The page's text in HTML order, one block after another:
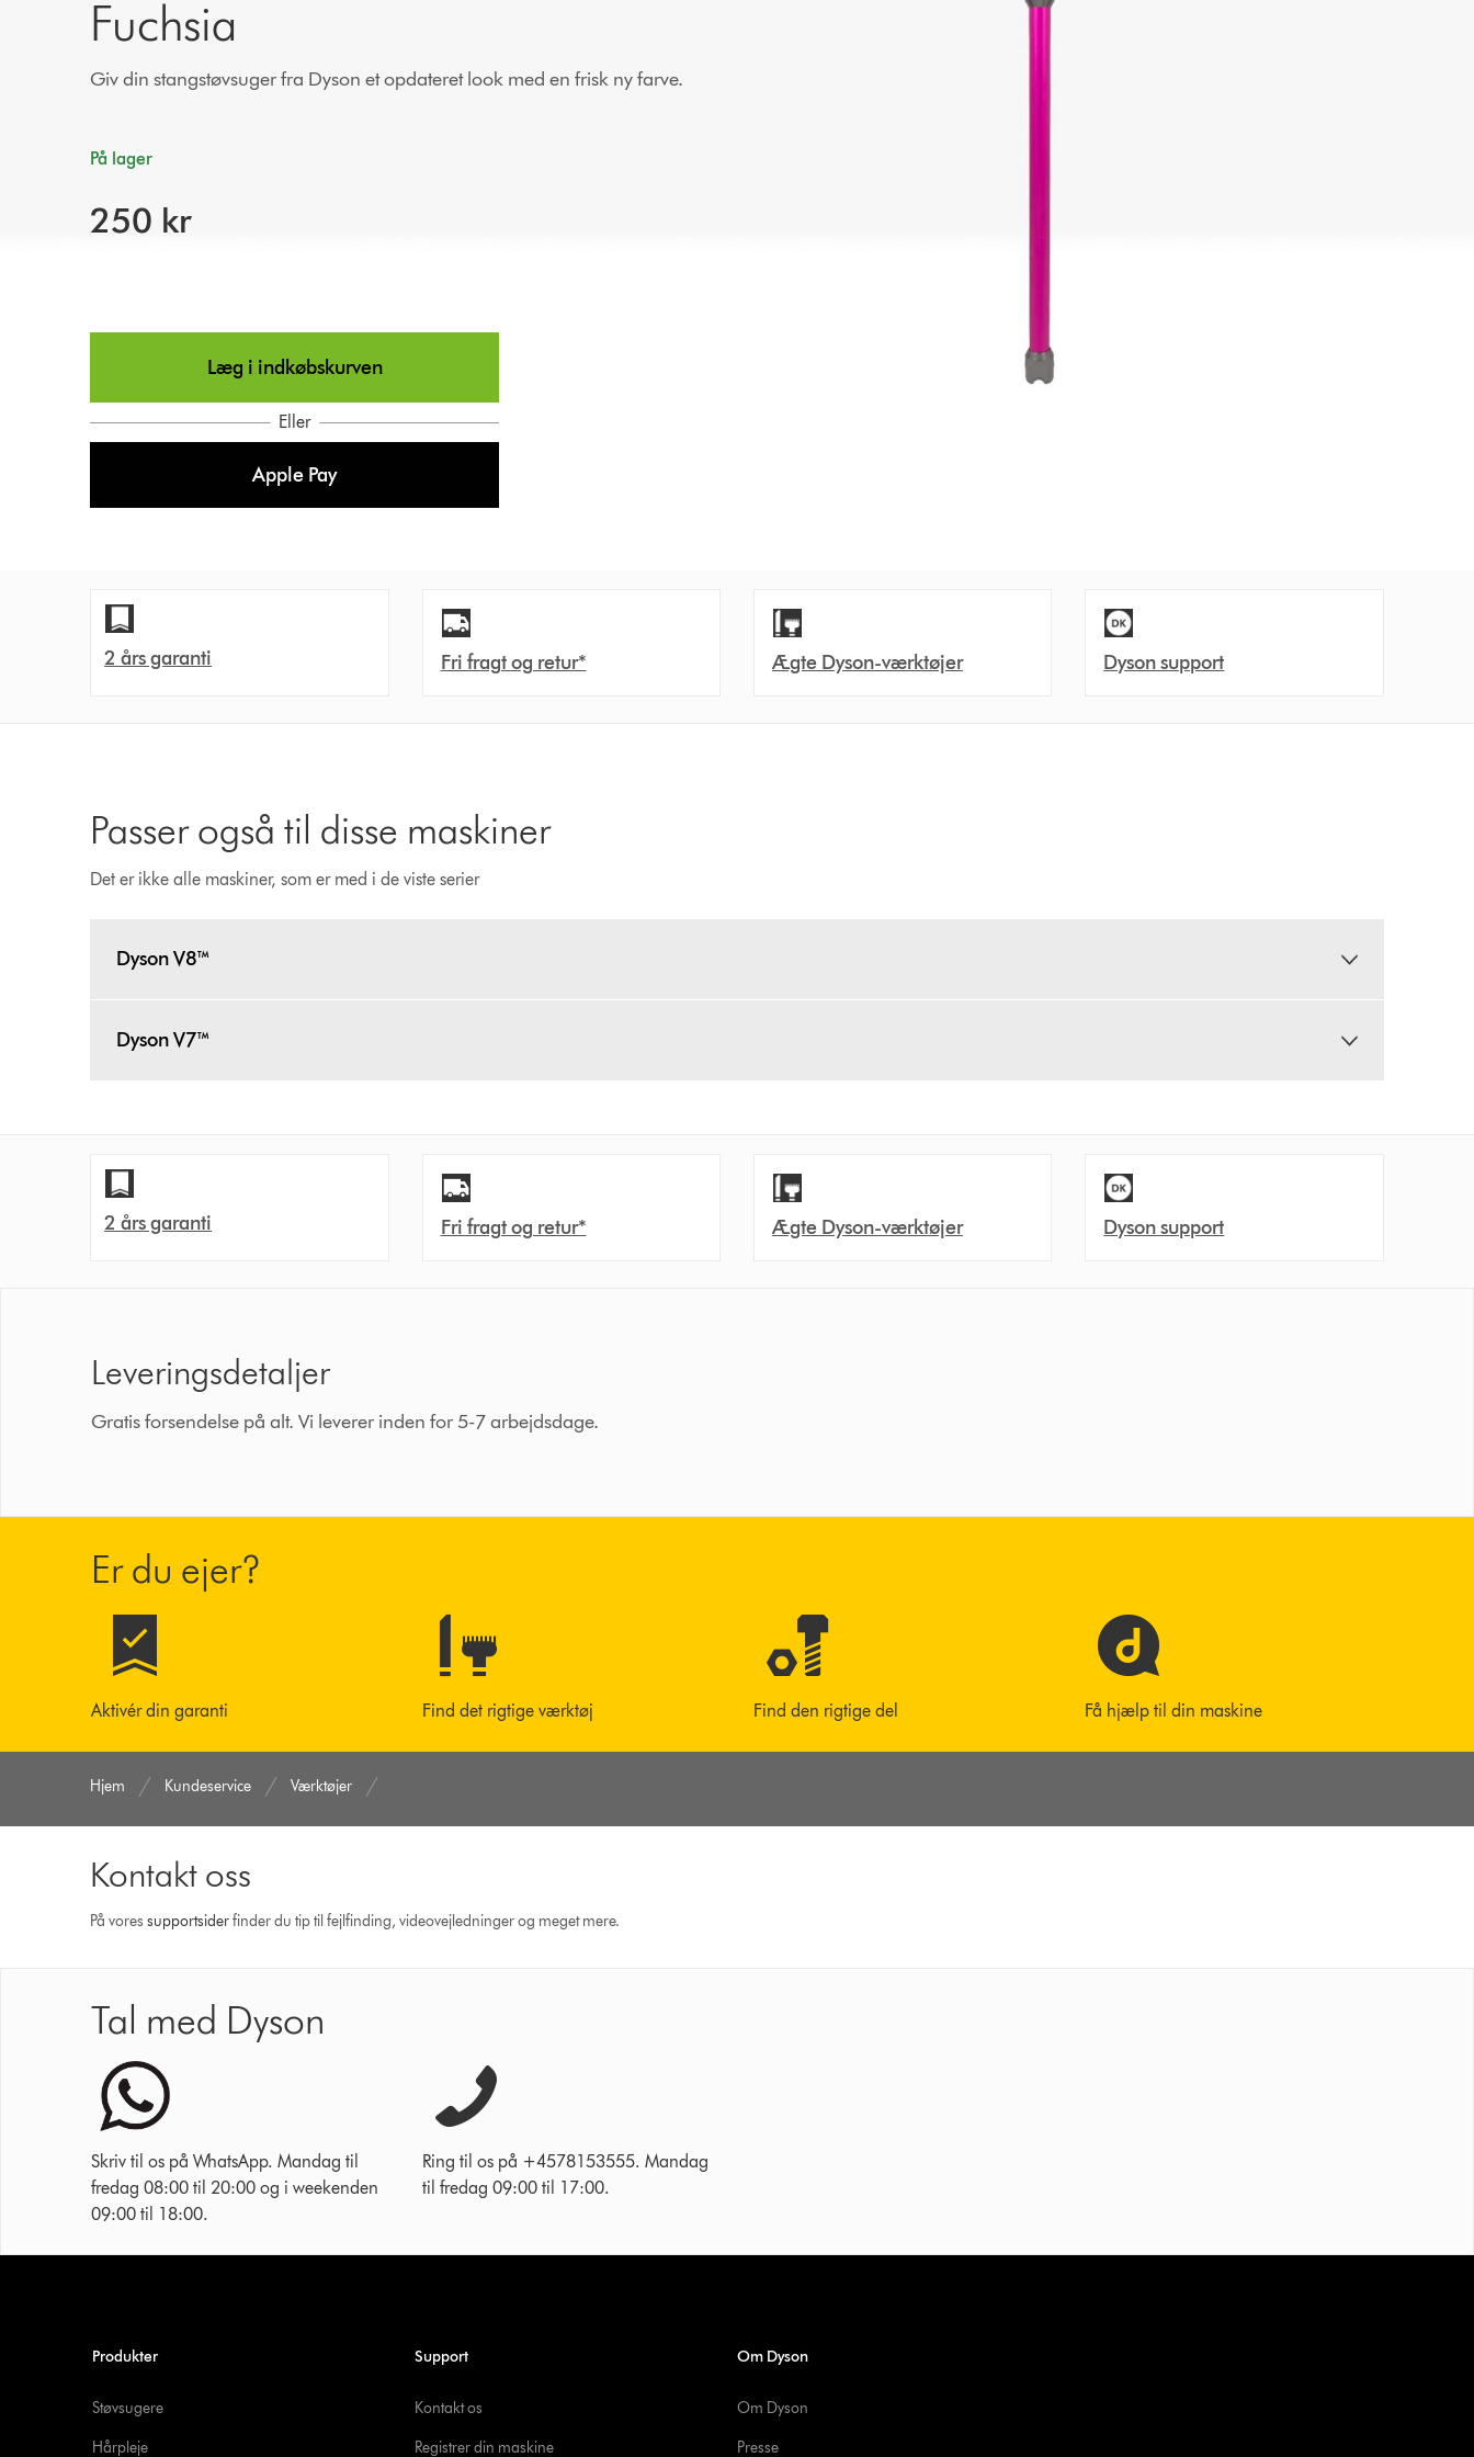
Fuchsia
Giv din stangstøvsuger fra Dyson et opdateret look med en frisk ny farve.
På lager
250 kr
Læg i indkøbskurven
Eller
Apple Pay
2 års garanti Fri fragt og retur* Ægte Dyson-værktøjer Dyson support
Passer også til disse maskiner
Det er ikke alle maskiner, som er med i de viste serier
Dyson V8™
Dyson V7™
2 års garanti Fri fragt og retur* Ægte Dyson-værktøjer Dyson support
Leveringsdetaljer
Gratis forsendelse på alt. Vi leverer inden for 5-7 arbejdsdage.
Er du ejer?
Aktivér din garanti Find det rigtige værktøj Find den rigtige del Få hjælp til din maskine
Hjem Kundeservice Værktøjer
Kontakt oss
På voressupport­siderfinder du tip til fejlfinding, video­vejledninger og meget mere.
Tal med Dyson
Skriv til os på WhatsApp. Mandag til
fredag 08:00 til 20:00 og i weekenden
09:00 til 18:00.
Ring til os på +4578153555. Mandag
til fredag 09:00 til 17:00.
Produkter
Støvsugere
Hårpleje
Support
Kontakt os
Registrer din maskine
Om Dyson
Om Dyson
Presse